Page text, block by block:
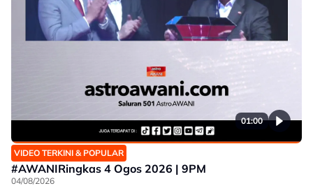
01:00
VIDEO TERKINI & POPULAR
#AWANIRingkas 4 Ogos 2026 | 9PM
04/08/2026